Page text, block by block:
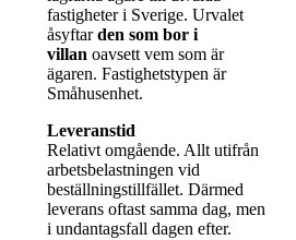
fastigheter i Sverige. Urvalet
åsyftarden som bor i
villan oavsett vem som är
ägaren. Fastighetstypen är
Småhusenhet.
Leveranstid
Relativt omgående. Allt utifrån
arbetsbelastningen vid
beställningstillfället. Därmed
leverans oftast samma dag, men
i undantagsfall dagen efter.